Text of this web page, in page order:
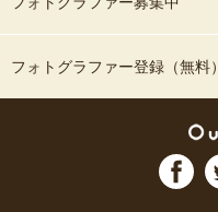
フォトグラファー登録（無料）